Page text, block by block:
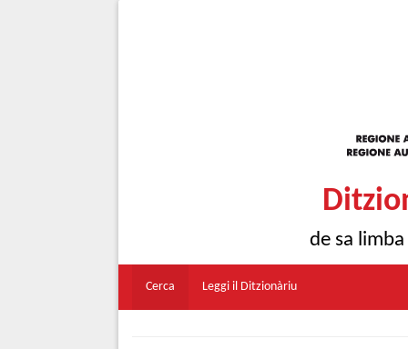
de sa
Cerca Leggi il Ditzionàriu